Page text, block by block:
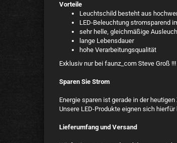
Vorteile
Leuchtschild besteht aus
LED-Beleuchtung stromsparend
sehr helle, gleichmäßige
lange Lebensdauer
hohe Verarbeitungsqualität
Exklusiv nur bei faunz_com Steve Groß !!!
Sparen Sie Strom
Energie sparen ist gerade in der
Unsere LED-Produkte eignen sich
Lieferumfang und Versand